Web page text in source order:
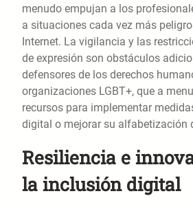
menudo empujan a los
a situaciones cada vez más
Internet. La vigilancia y las
de expresión son obstáculos
defensores de los derechos
organizaciones LGBT+, que a
recursos para implementar
digital o mejorar su alfabetización
Resiliencia e
la inclusión digital